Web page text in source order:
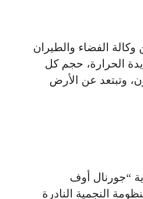
الفضاء والطيران
7 كواكب شديدة الحرارة، حجم كل
وتبتعد عن الأرض
“جورنال أوف
النجمية النادرة